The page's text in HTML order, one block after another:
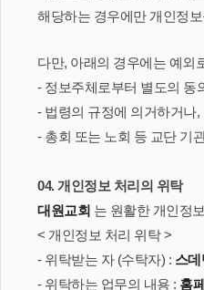
해당하는 경우에만 개인정
다만, 아래의 경우에는 예외
- 정보주체로부터 별도의 동
- 법령의 규정에 의거하거나
- 총회 또는 노회 등 교단 기
04. 개인정보 처리의 위탁
대원교회 는 원활한 개인정
< 개인정보 처리 위탁 >
- 위탁받는 자 (수탁자) : 스
- 위탁하는 업무의 내용 : 홈